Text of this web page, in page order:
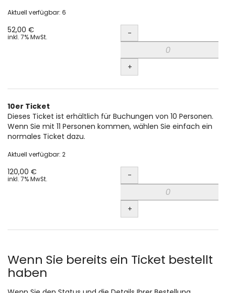
Aktuell verfügbar: 6
52,00 €
inkl. 7% MwSt. Menge
-
+
10er Ticket
Dieses Ticket ist erhältlich für Buchungen von 10 Personen.
Wenn Sie mit 11 Personen kommen, wählen Sie einfach ein
normales Ticket dazu.
Aktuell verfügbar: 2
120,00 €
inkl. 7% MwSt. Menge
-
+
Wenn Sie bereits ein Ticket bestellt
haben